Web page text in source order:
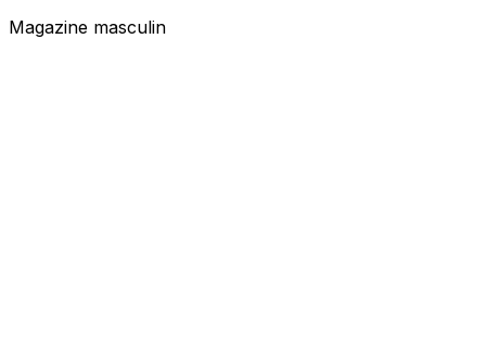
Magazine masculin